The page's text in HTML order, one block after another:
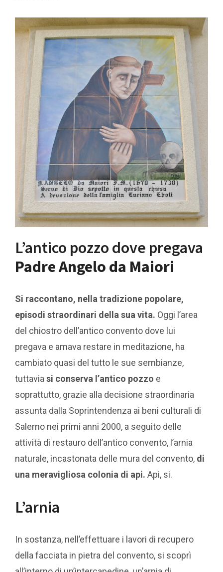
L’antico pozzo dove pregava
Padre Angelo da Maiori
Si raccontano, nella tradizione popolare,
episodi straordinari della sua vita. Oggi l’area
del chiostro dell’antico convento dove lui
pregava e amava restare in meditazione, ha
cambiato quasi del tutto le sue sembianze,
tuttavia si conserva l’antico pozzo e
soprattutto, grazie alla decisione straordinaria
assunta dalla Soprintendenza ai beni culturali di
Salerno nei primi anni 2000, a seguito delle
attività di restauro dell’antico convento, l’arnia
naturale, incastonata delle mura del convento, di
una meravigliosa colonia di api. Api, si.
L’arnia
In sostanza, nell’effettuare i lavori di recupero
della facciata in pietra del convento, si scoprì